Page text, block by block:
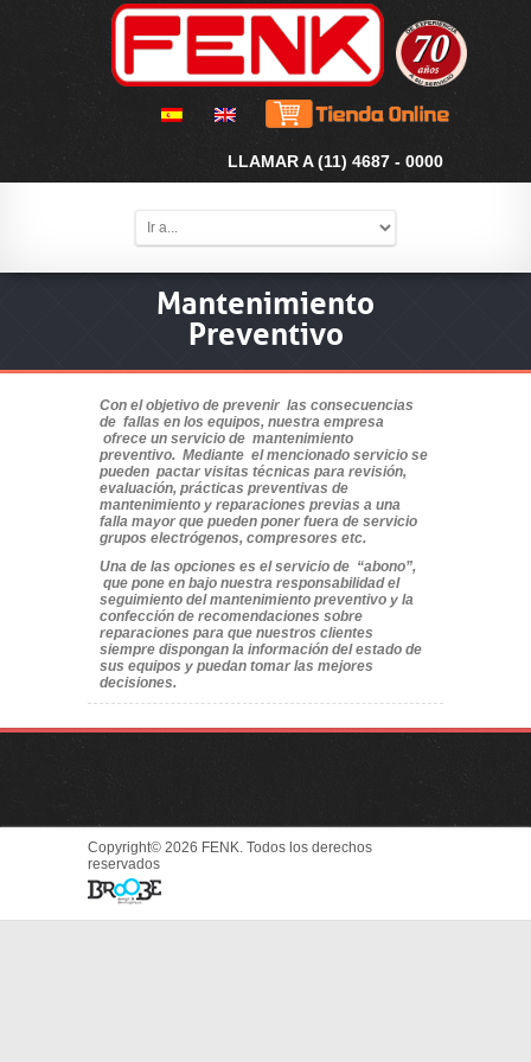
LLAMAR A (11) 4687 - 0000
Mantenimiento
Preventivo
Con el objetivo de prevenir las consecuencias
de fallas en los equipos, nuestra empresa
ofrece un servicio de mantenimiento
preventivo. Mediante el mencionado servicio se
pueden pactar visitas técnicas para revisión,
evaluación, prácticas preventivas de
mantenimiento y reparaciones previas a una
falla mayor que pueden poner fuera de servicio
grupos electrógenos, compresores etc.
Una de las opciones es el servicio de “abono”,
que pone en bajo nuestra responsabilidad el
seguimiento del mantenimiento preventivo y la
confección de recomendaciones sobre
reparaciones para que nuestros clientes
siempre dispongan la información del estado de
sus equipos y puedan tomar las mejores
decisiones.
Copyright© 2026 FENK. Todos los derechos
reservados